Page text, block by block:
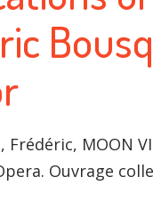
Frédéric, MOON
Ouvrage